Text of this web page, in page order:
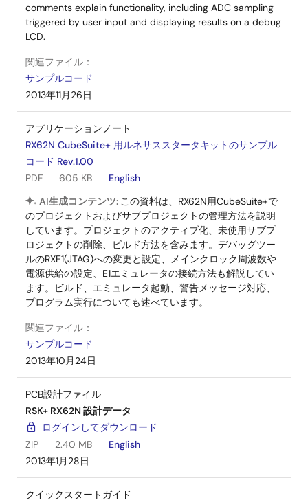
項目 仕様
マイコン R5F562N8BDBG
オンボードメ
モリ
SDRAM (K4S281632I-UC75)：
128 Mbit
入力クロック メイン：12 MHz
comments explain functionality, including ADC sampling
triggered by user input and displaying results on a debug
LCD.
関連ファイル：
サンプルコード
2013年11月26日
アプリケーションノート
RX62N CubeSuite+ 用ルネサススタータキットのサンプル
コード Rev.1.00
PDF
605 KB
English
AI生成コンテンツ: この資料は、RX62N用CubeSuite+で
のプロジェクトおよびサブプロジェクトの管理方法を説明
しています。プロジェクトのアクティブ化、未使用サブプ
ロジェクトの削除、ビルド方法を含みます。デバッグツー
ルのRXE1(JTAG)への変更と設定、メインクロック周波数や
電源供給の設定、E1エミュレータの接続方法も解説してい
ます。ビルド、エミュレータ起動、警告メッセージ対応、
プログラム実行についても述べています。
関連ファイル：
サンプルコード
2013年10月24日
PCB設計ファイル
RSK+ RX62N 設計データ
ログインしてダウンロード
ZIP
2.40 MB
English
2013年1月28日
クイックスタートガイド